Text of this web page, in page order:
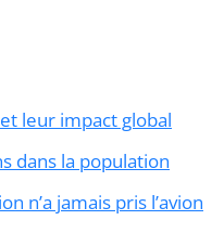
leur impact global
dans la population
n’a jamais pris l’avion